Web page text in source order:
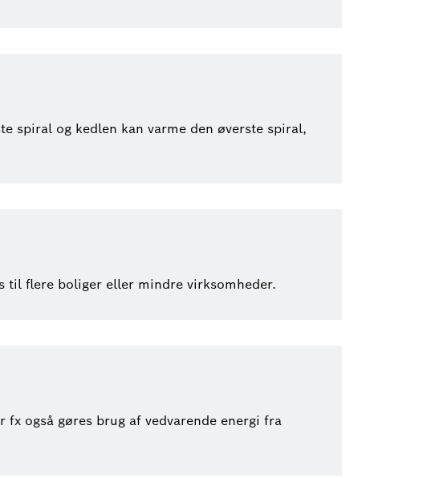
spiral og kedlen kan varme den øverste spiral,
til flere boliger eller mindre virksomheder.
også gøres brug af vedvarende energi fra